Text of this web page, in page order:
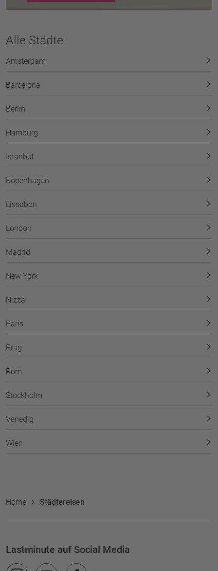
Alle Städte
Amsterdam
Barcelona
Berlin
Hamburg
Istanbul
Kopenhagen
Lissabon
London
Madrid
New York
Nizza
Paris
Prag
Rom
Stockholm
Venedig
Wien
Home Städtereisen
Lastminute auf Social Media